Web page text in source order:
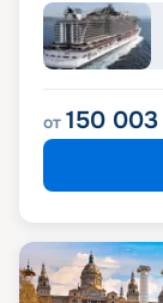
от 150 003